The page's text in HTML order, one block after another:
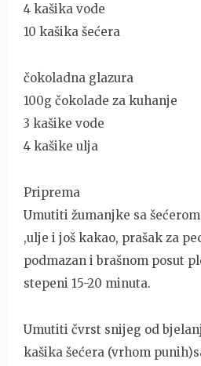
4 kašika vode
10 kašika šećera
čokoladna glazura
100g čokolade za kuhanje
3 kašike vode
4 kašike ulja
Priprema
Umutiti žumanjke sa
,ulje i još kakao, prašak za
podmazan i brašnom posut
stepeni 15-20 minuta.
Umutiti čvrst snijeg od
kašika šećera (vrhom